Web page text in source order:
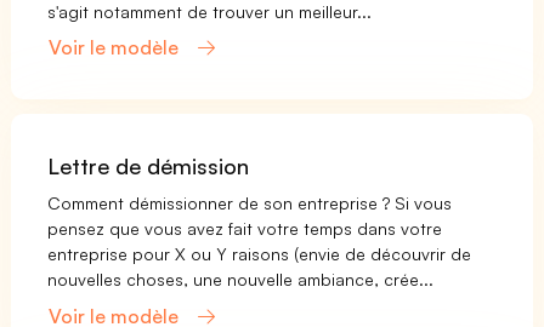
s'agit notamment de trouver un meilleur...
Voir le modèle
Lettre de démission
Comment démissionner de son entreprise ? Si vous
pensez que vous avez fait votre temps dans votre
entreprise pour X ou Y raisons (envie de découvrir de
nouvelles choses, une nouvelle ambiance, crée...
Voir le modèle